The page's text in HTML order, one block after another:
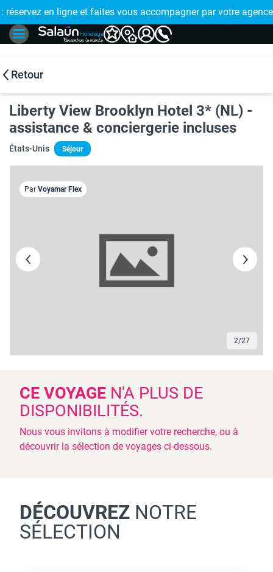
!
: réservez en ligne et faites vous accompagner par votre
🤩
Retour
Liberty View Brooklyn Hotel 3* (NL) -
assistance & conciergerie incluses
États-Unis Séjour
2/27
Par Voyamar Flex
CE VOYAGE N'A PLUS DE
DISPONIBILITÉS.
Nous vous invitons à modifier votre recherche, ou à
découvrir la sélection de voyages ci-dessous.
DÉCOUVREZ NOTRE
SÉLECTION